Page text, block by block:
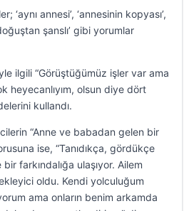
‘aynı annesi’, ‘annesinin kopyası’,
şanslı’ gibi yorumlar
ilgili “Görüştüğümüz işler var ama
heyecanlıyım, olsun diye dört
kullandı.
“Anne ve babadan gelen bir
ise, “Tanıdıkça, gördükçe
farkındalığa ulaşıyor. Ailem
oldu. Kendi yolculuğum
ama onların benim arkamda